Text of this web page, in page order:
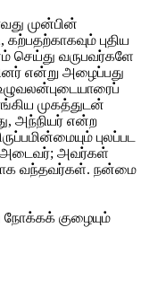
முன்பின்
புதிய
செய்து வருபவர்களே
என்று அழைப்பது
முகத்துடன்
அந்நியர் என்ற
புலப்பட
அடைவர்; அவர்கள்
வந்தவர்கள். நன்மை
நோக்கக் குழையும்